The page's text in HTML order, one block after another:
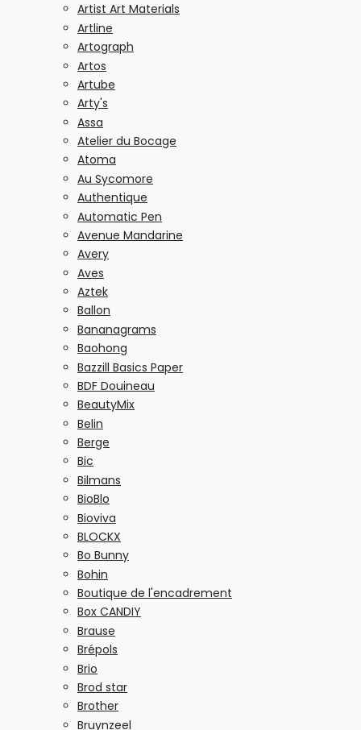
Artist Art Materials
Artline
Artograph
Artos
Artube
Arty's
Assa
Atelier du Bocage
Atoma
Au Sycomore
Authentique
Automatic Pen
Avenue Mandarine
Avery
Aves
Aztek
Ballon
Bananagrams
Baohong
Bazzill Basics Paper
BDF Douineau
BeautyMix
Belin
Berge
Bic
Bilmans
BioBlo
Bioviva
BLOCKX
Bo Bunny
Bohin
Boutique de l'encadrement
Box CANDIY
Brause
Brépols
Brio
Brod star
Brother
Bruynzeel